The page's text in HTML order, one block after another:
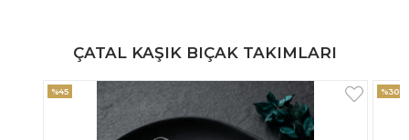
ÇATAL KAŞIK BIÇAK TAKIMLARI
%30 %33